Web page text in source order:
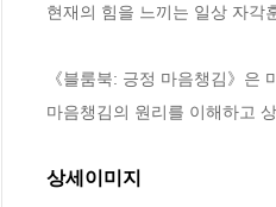
현재의 힘을 느끼는 일상 자각
《블룸북: 긍정 마음챙김》
마음챙김의 원리를 이해하고
상세이미지